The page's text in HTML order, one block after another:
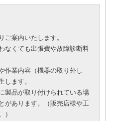
ご案内いたします。
なくても出張費や故障診断料
作業内容（機器の取り外し
します。
製品が取り付けられている場
があります。（販売店様や工
）